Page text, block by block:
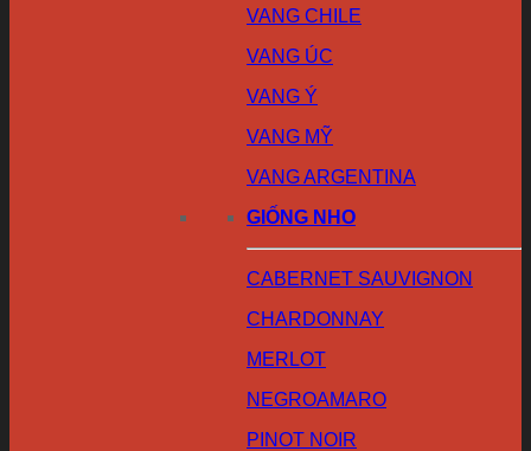
VANG CHILE
VANG ÚC
VANG Ý
VANG MỸ
VANG ARGENTINA
GIỐNG NHO
CABERNET SAUVIGNON
CHARDONNAY
MERLOT
NEGROAMARO
PINOT NOIR